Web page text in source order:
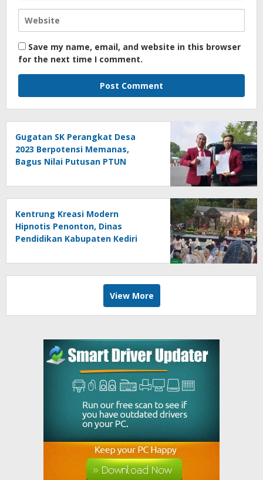
Save my name, email, and website in this browser
for the next time I comment.
Gugatan SK Perangkat Desa
2023 Berpotensi Memanas,
Bagus Nilai Putusan PTUN
Kentrung Kreasi Modern
Hipnotis Penonton, Dinas
Pendidikan Kabupaten Kediri
View More